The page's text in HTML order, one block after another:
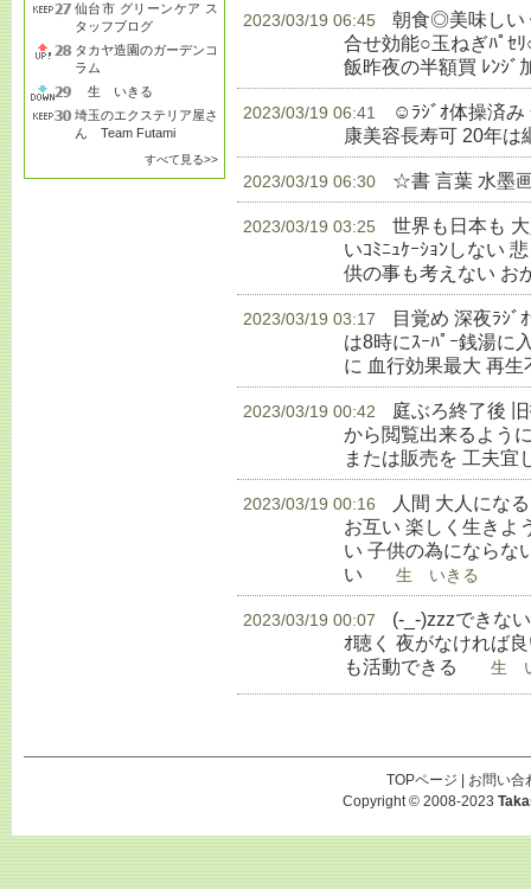
仙台市 グリーンケア ス
タッフブログ
タカヤ造園のガーデンコ
ラム
生 いきる
埼玉のエクステリア屋さ
ん Team Futami
すべて見る>>
2023/03/19 06:45
朝食◎美味しい
合せ効能○玉ねぎﾊﾟｾ
飯昨夜の半額買 ﾚﾝｼﾞ
2023/03/19 06:41
☺ﾗｼﾞｵ体操済み
康美容長寿可 20年は
2023/03/19 06:30 ☆書 言葉 水墨
2023/03/19 03:25
世界も日本も
いｺﾐﾆｭｹｰｼｮﾝしない
供の事も考えない お
2023/03/19 03:17
目覚め 深夜ﾗｼﾞ
は8時にｽｰﾊﾟｰ銭湯に
に 血行効果最大 再
2023/03/19 00:42
庭ぶろ終了後
から閲覧出来るよう
または販売を 工夫宜
2023/03/19 00:16
人間 大人にな
お互い 楽しく生きよ
い 子供の為にならな
い 生 いきる
2023/03/19 00:07
(-_-)zzzできな
ｵ聴く 夜がなければ
も活動できる
生 い
TOPページ
お問い合
Copyright © 2008-2023